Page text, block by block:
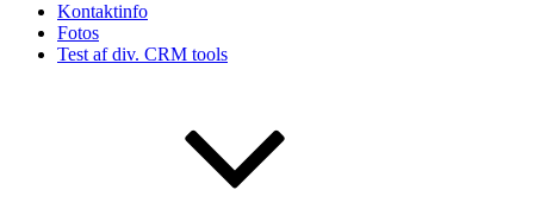
Kontaktinfo
Fotos
Test af div. CRM tools